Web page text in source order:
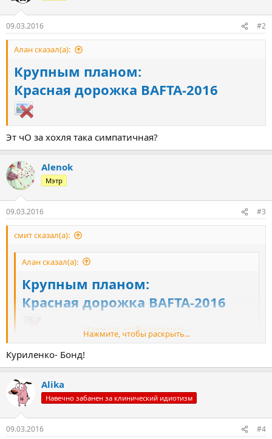
09.03.2016 #2
Алан сказал(а):
Крупным планом:
Красная дорожка BAFTA-2016
Эт чО за хохля така симпатичная?
Alenok
Мэтр
09.03.2016 #3
смит сказал(а):
Алан сказал(а):
Крупным планом:
Красная дорожка BAFTA-2016
Нажмите, чтобы раскрыть...
Нажмите, чтобы раскрыть...
Куриленко- Бонд!
Alika
Навечно забанен за клинический идиотизм
09.03.2016 #4